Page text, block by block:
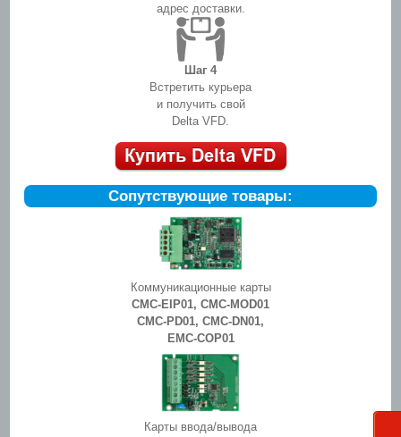
адрес доставки.
Шаг 4
Встретить курьера
и получить свой
Delta VFD.
Сопутствующие товары:
Коммуникационные карты
CMC-EIP01, CMC-MOD01
CMC-PD01, CMC-DN01,
EMC-COP01
Карты ввода/вывода